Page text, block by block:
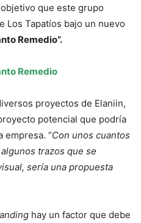
que este grupo
Los Tapatíos bajo un nuevo
Remedio”.
Remedio
proyectos de Elaniin,
potencial que podría
empresa. “Con unos cuantos
trazos que se
sería una propuesta
hay un factor que debe